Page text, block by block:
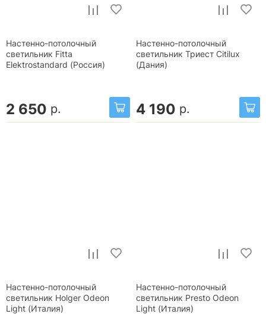
Настенно-потолочный
светильник Fitta
Elektrostandard (Россия)
2 650 р.
Настенно-потолочный
светильник Триест Citilux
(Дания)
4 190 р.
Настенно-потолочный
светильник Holger Odeon
Light (Италия)
Настенно-потолочный
светильник Presto Odeon
Light (Италия)